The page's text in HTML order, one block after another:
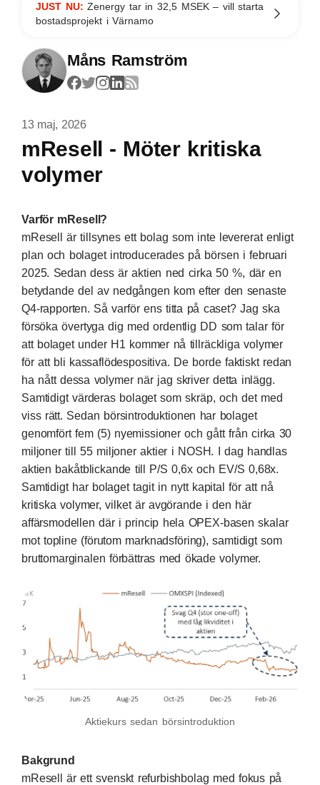
JUST NU:Zenergy tar in 32,5 MSEK – vill starta
bostadsprojekt i Värnamo
Måns Ramström
13 maj, 2026
mResell - Möter kritiska
volymer
Varför mResell?
mResell är tillsynes ett bolag som inte levererat enligt
plan och bolaget introducerades på börsen i februari
2025. Sedan dess är aktien ned cirka 50 %, där en
betydande del av nedgången kom efter den senaste
Q4-rapporten. Så varför ens titta på caset? Jag ska
försöka övertyga dig med ordentlig DD som talar för
att bolaget under H1 kommer nå tillräckliga volymer
för att bli kassaflödespositiva. De borde faktiskt redan
ha nått dessa volymer när jag skriver detta inlägg.
Samtidigt värderas bolaget som skräp, och det med
viss rätt. Sedan börsintroduktionen har bolaget
genomfört fem (5) nyemissioner och gått från cirka 30
miljoner till 55 miljoner aktier i NOSH. I dag handlas
aktien bakåtblickande till P/S 0,6x och EV/S 0,68x.
Samtidigt har bolaget tagit in nytt kapital för att nå
kritiska volymer, vilket är avgörande i den här
affärsmodellen där i princip hela OPEX-basen skalar
mot topline (förutom marknadsföring), samtidigt som
bruttomarginalen förbättras med ökade volymer.
Aktiekurs sedan börsintroduktion
Bakgrund
mResell är ett svenskt refurbishbolag med fokus på